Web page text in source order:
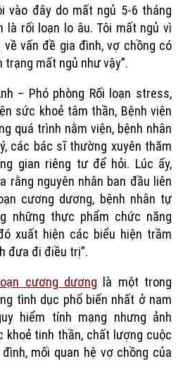
vào đây do mất ngủ 5-6 tháng
là rối loạn lo âu. Tôi mất ngủ vì
vấn đề gia đình, vợ chồng có
mất ngủ như vậy”.
– Phó phòng Rối loạn stress,
sức khoẻ tâm thần, Bệnh viện
quá trình nằm viện, bệnh nhân
các bác sĩ thường xuyên thăm
gian riêng tư để hỏi. Lúc ấy,
rằng nguyên nhân ban đầu liên
cương dương, bệnh nhân tự
những thực phẩm chức năng
xuất hiện các biểu hiện trầm
đưa đi điều trị”.
cương dương là một trong
tình dục phổ biến nhất ở nam
hiểm tính mạng nhưng ảnh
khoẻ tinh thần, chất lượng cuộc
mối quan hệ vợ chồng của